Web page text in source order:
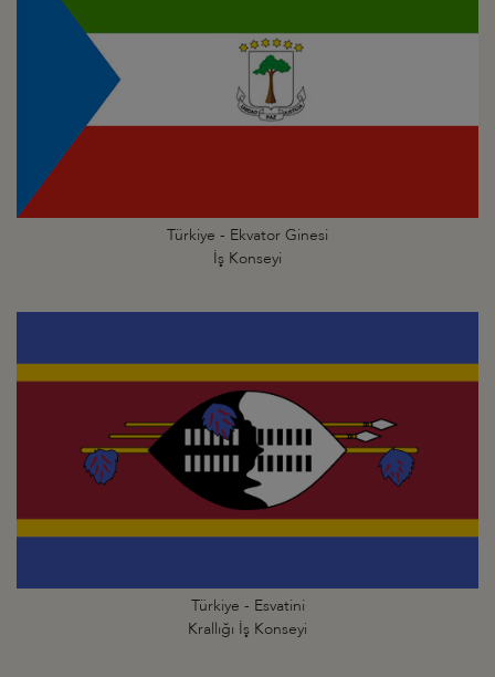
Türkiye - Ekvator Ginesi
İş Konseyi
Türkiye - Esvatini
Krallığı İş Konseyi